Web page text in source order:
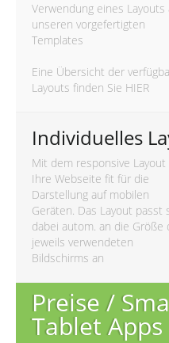
Verwendung eines Layouts
unseren vorgefertigten
Templates
Eine Übersicht der
Layouts finden Sie HIER
Individuelles
Mit dem responsive Layout
Ihre Webseite fit für die
Darstellung auf mobilen
Geräten. Das Layout passt
dabei autom. an die Größe
jeweils verwendeten
Bildschirms an
Preise /
Tablet Apps